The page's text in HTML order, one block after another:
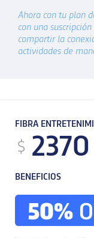
Ahora con tu plan
con una
compartir la
actividades de
FIBRA
$ 2370
BENEFICIOS